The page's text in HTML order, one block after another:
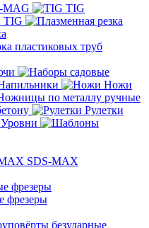
MAG
TIG
TIG
пластиковых труб
Ножи
по металлу ручные
Рулетки
Уровни
SDS-MAX
фрезеры
фрезеры
безударные